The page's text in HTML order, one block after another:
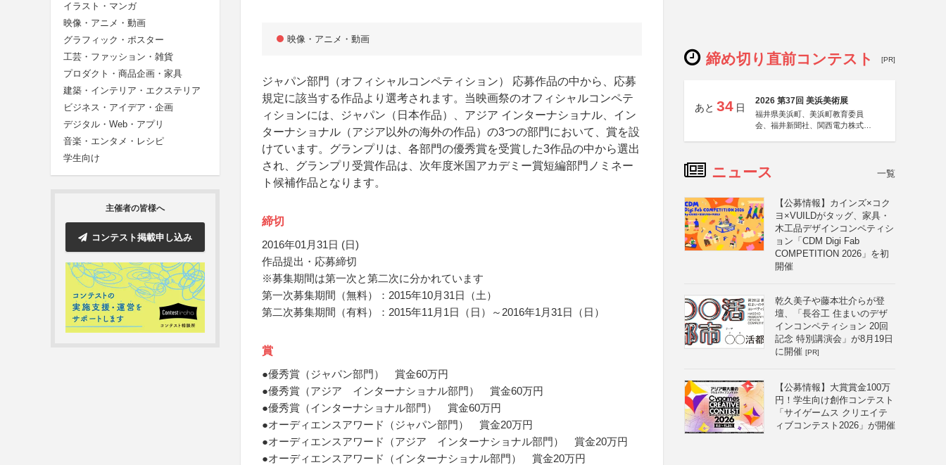
イラスト・マンガ
映像・アニメ・動画
グラフィック・ポスター
工芸・ファッション・雑貨
プロダクト・商品企画・家具
建築・インテリア・エクステリア
ビジネス・アイデア・企画
デジタル・Web・アプリ
音楽・エンタメ・レシピ
学生向け
主催者の皆様へ
コンテスト掲載申し込み
映像・アニメ・動画
ジャパン部門（オフィシャルコンペティション） 応募作品の中から、応募
規定に該当する作品より選考されます。当映画祭のオフィシャルコンペテ
ィションには、ジャパン（日本作品）、アジア インターナショナル、イン
ターナショナル（アジア以外の海外の作品）の3つの部門において、賞を設
けています。グランプリは、各部門の優秀賞を受賞した3作品の中から選出
され、グランプリ受賞作品は、次年度米国アカデミー賞短編部門ノミネー
ト候補作品となります。
締切
2016年01月31日 (日)
作品提出・応募締切
※募集期間は第一次と第二次に分かれています
第一次募集期間（無料）：2015年10月31日（土）
第二次募集期間（有料）：2015年11月1日（日）～2016年1月31日（日）
賞
●優秀賞（ジャパン部門） 賞金60万円
●優秀賞（アジア インターナショナル部門） 賞金60万円
●優秀賞（インターナショナル部門） 賞金60万円
●オーディエンスアワード（ジャパン部門） 賞金20万円
●オーディエンスアワード（アジア インターナショナル部門） 賞金20万円
●オーディエンスアワード（インターナショナル部門） 賞金20万円
締め切り直前コンテスト [PR]
あと 34 日
2026 第37回 美浜美術展
福井県美浜町、美浜町教育委員
会、福井新聞社、関西電力株式会
ニュース 一覧
【公募情報】カインズ×コク
ヨ×VUILDがタッグ、家具・
木工品デザインコンペティシ
ョン「CDM Digi Fab
COMPETITION 2026」を初
開催
乾久美子や藤本壮介らが登
壇、「長谷工 住まいのデザ
インコンペティション 20回
記念 特別講演会」が8月19日
に開催 [PR]
【公募情報】大賞賞金100万
円！学生向け創作コンテスト
「サイゲームス クリエイテ
ィブコンテスト2026」が開催